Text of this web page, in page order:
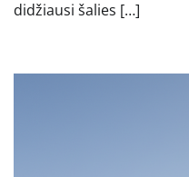
didžiausi šalies […]